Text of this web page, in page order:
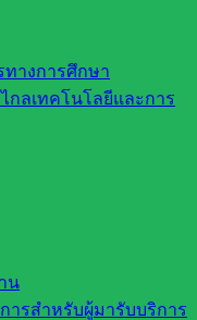
างการศึกษา
กลเทคโนโลยีและการ
น
รสำหรับผู้มารับบริการ
.2